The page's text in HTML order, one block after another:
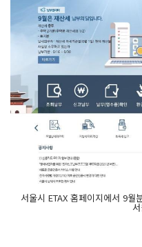
서울시 ETAX 홈페이지에서 9